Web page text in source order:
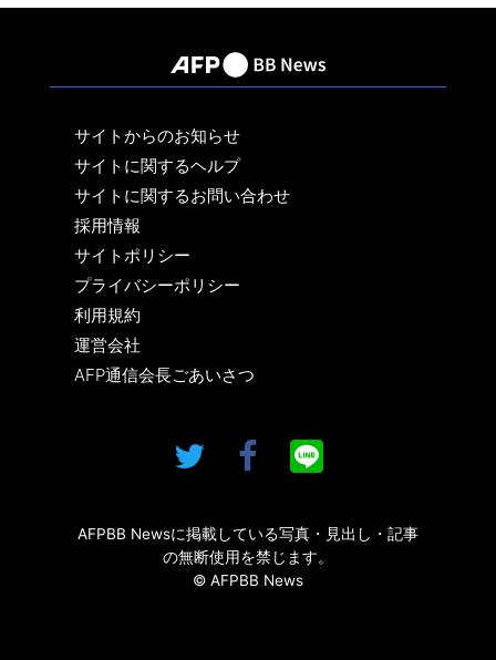
サイトからのお知らせ
サイトに関するヘルプ
サイトに関するお問い合わせ
採用情報
サイトポリシー
プライバシーポリシー
利用規約
運営会社
AFP通信会長ごあいさつ
AFPBB Newsに掲載している写真・見出し・記事
の無断使用を禁じます。
© AFPBB News